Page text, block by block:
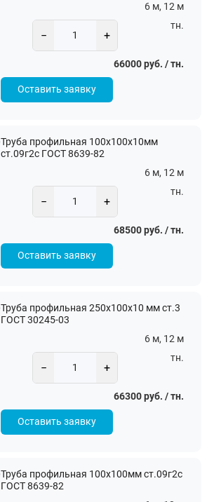
6 м, 12 м
− +
тн.
66000 руб. / тн.
Оставить заявку
Труба профильная 100х100х10мм
ст.09г2с ГОСТ 8639-82
6 м, 12 м
− +
тн.
68500 руб. / тн.
Оставить заявку
Труба профильная 250х100х10 мм ст.3
ГОСТ 30245-03
6 м, 12 м
− +
тн.
66300 руб. / тн.
Оставить заявку
Труба профильная 100х100мм ст.09г2с
ГОСТ 8639-82